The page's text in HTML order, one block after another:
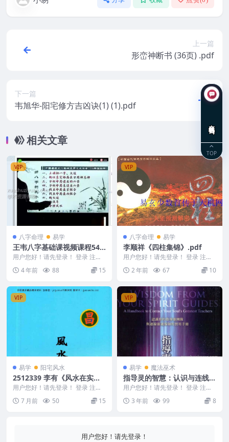
上一篇
形峦神断书 (36页) .pdf
下一篇
韦旭华-阳宅修方吉凶诀(1) (1).pdf
相关文章
VIP
八字命理 易学
王韦八字基础课视频课程54
集
用户您好！请先登录！ 登录 注册
王韦八字基础课视频课程54集 编
号：2427D...
4 年前 88 15
VIP
八字命理 易学
李顺祥《四柱集锦》.pdf
用户您好！请先登录！ 登录 注册
李顺祥《四柱集锦》.pdf 240909-
9 2 年前 67 10
VIP
易学 阳宅风水
2512339 李有《风水在实际
中》108页
用户您好！请先登录！ 登录 注册
李有《风水在实际中》108页 251
23397 月前 50 15
VIP
易学 魔法巫术
指导灵的智慧：认识与连线灵
魂导师
用户您好！请先登录！ 登录 注册
詹姆斯范普拉【指导灵的智慧：认
识与连线灵魂导师...
3 年前 99 8
用户您好！请先登录！
TOP